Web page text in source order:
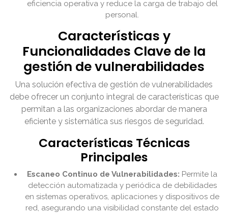
eficiencia operativa y reduce la carga de trabajo del
personal.
Características y
Funcionalidades Clave de la
gestión de vulnerabilidades
Una solución efectiva de gestión de vulnerabilidades
debe ofrecer un conjunto integral de características que
permitan a las organizaciones abordar de manera
eficiente y sistemática sus riesgos de seguridad.
Características Técnicas
Principales
Escaneo Continuo de Vulnerabilidades: Permite la
detección automatizada y periódica de debilidades
en sistemas operativos, aplicaciones y dispositivos de
red, asegurando una visibilidad constante del estado